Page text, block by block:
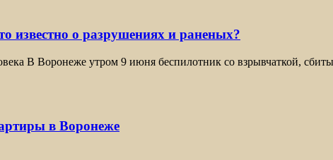
известно о разрушениях и раненых?
В Воронеже утром 9 июня беспилотник со взрывчаткой,
в Воронеже